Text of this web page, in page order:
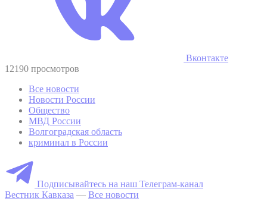
Вконтакте
12190 просмотров
Все новости
Новости России
Общество
МВД России
Волгоградская область
криминал в России
Подписывайтесь на наш Телеграм-канал
Вестник Кавказа — Все новости